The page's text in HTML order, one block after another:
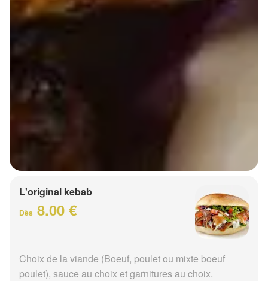
L'original kebab
Dès 8.00 €
Choix de la viande (Boeuf, poulet ou mixte boeuf
poulet), sauce au choix et garnitures au choix.